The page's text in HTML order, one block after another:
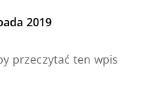
2019
przeczytać ten wpis